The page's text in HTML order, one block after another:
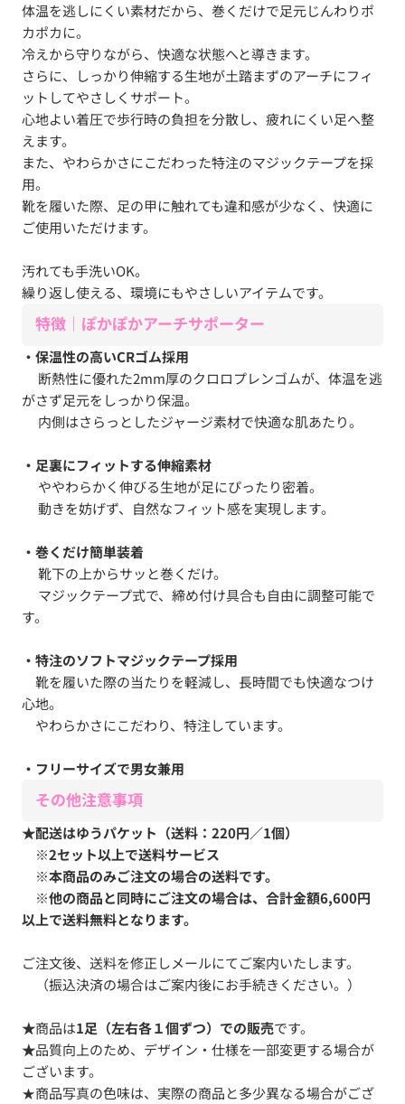
体温を逃しにくい素材だから、巻くだけで足元じんわりポ
カポカに。
冷えから守りながら、快適な状態へと導きます。
さらに、しっかり伸縮する生地が土踏まずのアーチにフィ
ットしてやさしくサポート。
心地よい着圧で歩行時の負担を分散し、疲れにくい足へ整
えます。
また、やわらかさにこだわった特注のマジックテープを採
用。
靴を履いた際、足の甲に触れても違和感が少なく、快適に
ご使用いただけます。
汚れても手洗いOK。
繰り返し使える、環境にもやさしいアイテムです。
特徴｜ぽかぽかアーチサポーター
・保温性の高いCRゴム採用
断熱性に優れた2mm厚のクロロプレンゴムが、体温を逃
がさず足元をしっかり保温。
内側はさらっとしたジャージ素材で快適な肌あたり。
・足裏にフィットする伸縮素材
ややわらかく伸びる生地が足にぴったり密着。
動きを妨げず、自然なフィット感を実現します。
・巻くだけ簡単装着
靴下の上からサッと巻くだけ。
マジックテープ式で、締め付け具合も自由に調整可能で
す。
・特注のソフトマジックテープ採用
靴を履いた際の当たりを軽減し、長時間でも快適なつけ
心地。
やわらかさにこだわり、特注しています。
・フリーサイズで男女兼用
その他注意事項
★配送はゆうパケット（送料：220円／1個）
※2セット以上で送料サービス
※本商品のみご注文の場合の送料です。
※他の商品と同時にご注文の場合は、合計金額6,600円
以上で送料無料となります。
ご注文後、送料を修正しメールにてご案内いたします。
（振込決済の場合はご案内後にお手続きください。）
★商品は1足（左右各１個ずつ）での販売です。
★品質向上のため、デザイン・仕様を一部変更する場合が
ございます。
★商品写真の色味は、実際の商品と多少異なる場合がござ